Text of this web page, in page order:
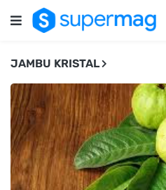
JAMBU KRISTAL